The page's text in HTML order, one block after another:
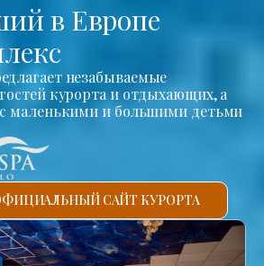
в Европе
незабываемые
курорта и отдыхающих, а
маленькими и большими детьми
САЙТ КУРОРТА